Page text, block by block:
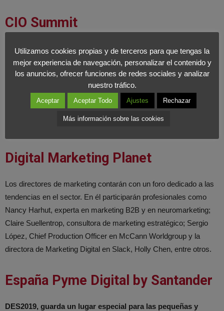
CIO Summit
Este apartado está centrado en dar respuesta al rol que
representa el perfil CIO dentro de la estructura organizativa de la
empresa. De la mano de Ricardo Mardomingo, CISO de Grupo
Eulen y Vasco Falcão, CEO de Konica Minolta, los asistentes
podrán ahondar en aspectos como la importancia de este perfil
Digital Marketing Planet
Los directores de marketing contarán con un foro dedicado a las
tendencias en el sector. En él participarán profesionales como
Nancy Harhut, experta en marketing B2B y en neuromarketing;
Claire Suellentrop, consultora de marketing estratégico; Sergio
López, Chief Production Officer en McCann Worldgroup y la
directora de Marketing Digital en Slack, Holly Chen, entre otros.
España Pyme Digital by Santander
DES2019, guarda un lugar especial para las pequeñas y
Utilizamos cookies propias y de terceros para que tengas la
mejor experiencia de navegación, personalizar el contenido y
los anuncios, ofrecer funciones de redes sociales y analizar
nuestro tráfico.
Aceptar Aceptar Todo Ajustes Rechazar
Más información sobre las cookies